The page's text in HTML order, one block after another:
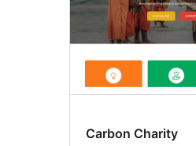
Carbon Charity